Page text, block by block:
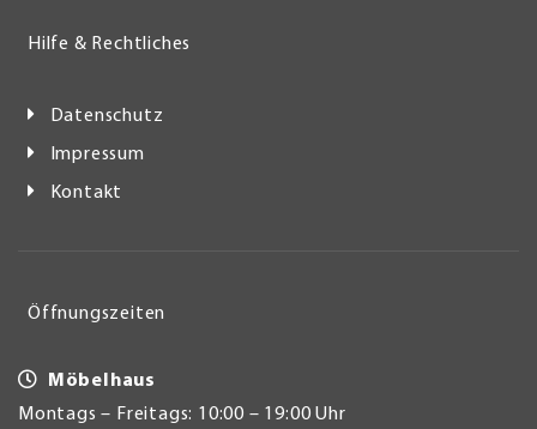
Hilfe & Rechtliches
Datenschutz
Impressum
Kontakt
Öffnungszeiten
Möbelhaus
Montags – Freitags: 10:00 – 19:00 Uhr